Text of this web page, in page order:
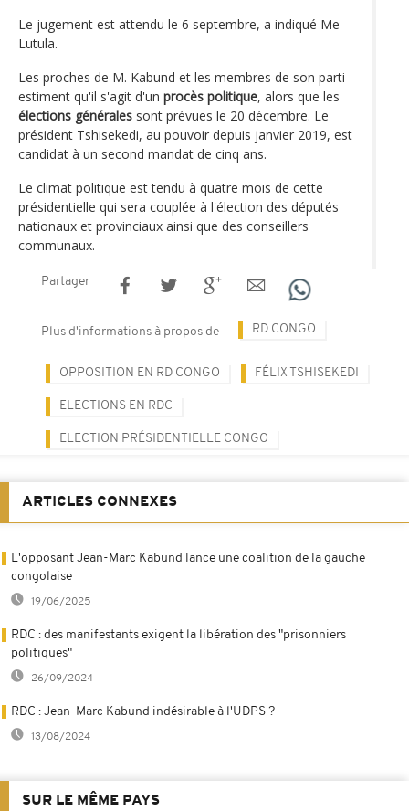
Le jugement est attendu le 6 septembre, a indiqué Me
Lutula.
Les proches de M. Kabund et les membres de son parti
estiment qu'il s'agit d'un procès politique, alors que les
élections générales sont prévues le 20 décembre. Le
président Tshisekedi, au pouvoir depuis janvier 2019, est
candidat à un second mandat de cinq ans.
Le climat politique est tendu à quatre mois de cette
présidentielle qui sera couplée à l'élection des députés
nationaux et provinciaux ainsi que des conseillers
communaux.
Partager
Plus d'informations à propos de RD CONGO
OPPOSITION EN RD CONGO FÉLIX TSHISEKEDI
ELECTIONS EN RDC
ELECTION PRÉSIDENTIELLE CONGO
ARTICLES CONNEXES
L'opposant Jean-Marc Kabund lance une coalition de la gauche
congolaise
19/06/2025
RDC : des manifestants exigent la libération des "prisonniers
politiques"
26/09/2024
RDC : Jean-Marc Kabund indésirable à l'UDPS ?
13/08/2024
SUR LE MÊME PAYS